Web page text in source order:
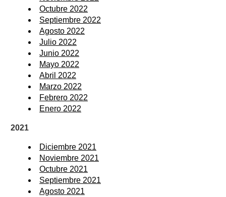
Octubre 2022
Septiembre 2022
Agosto 2022
Julio 2022
Junio 2022
Mayo 2022
Abril 2022
Marzo 2022
Febrero 2022
Enero 2022
2021
Diciembre 2021
Noviembre 2021
Octubre 2021
Septiembre 2021
Agosto 2021